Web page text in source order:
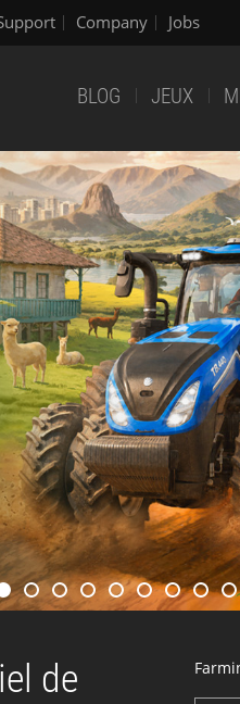
Company Jobs
BLOG JEUX
de